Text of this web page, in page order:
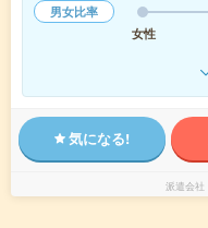
男女比率
女性
気になる!
派遣会社